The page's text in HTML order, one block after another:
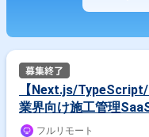
※実務経験1年以上お持ちの方
【Next.js/
業界向け施工管理
求人フルリモート